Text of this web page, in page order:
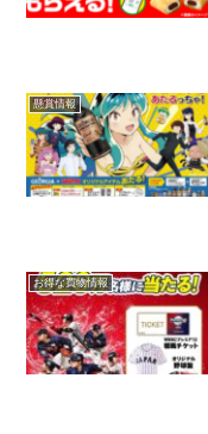
懸賞情報
お得な買物情報